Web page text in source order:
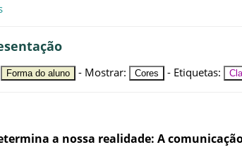
Forma do aluno - Mostrar: Cores - Etiquetas:
a nossa realidade: A